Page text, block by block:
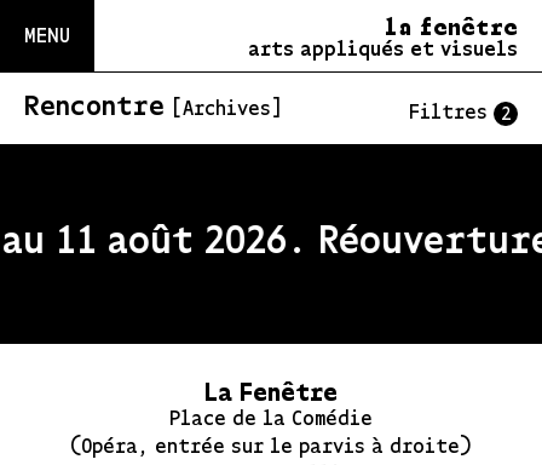
MENU la fenêtre
arts appliqués et visuels
Rencontre [Archives] Filtres 2
11 août 2026.
La Fenêtre
Place de la Comédie
(Opéra, entrée sur le parvis à droite)